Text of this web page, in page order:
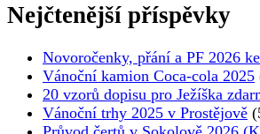
Nejčtenější příspěvky
Novoročenky, přání a PF 2026
Vánoční kamion Coca-cola 2025
20 vzorů dopisu pro Ježíška
Vánoční trhy 2025 v Prostějově